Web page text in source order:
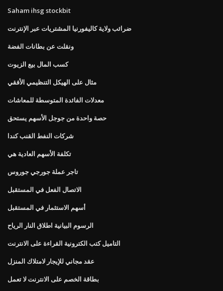
Saham ihsg stockbit
ضرائب ولاية كاليفورنيا المشتريات عبر الإنترنت
ونقلت عن بطانات الفضة
كسب المال بيع الزيوت
مثال على الهيكل التنظيمي الأفقي
معدلات الفائدة المتوسطة للمعاشات
حصة واحدة من جوجل الأسهم يستحق
شركات النفط القنب كندا
تكلفة الأسهم العادية هي
تاجر عملة جورجي جوروس
الاتصال الفعل في المستقبل
أسهم الاستثمار في المستقبل
الرسوم البيانية اطلاق النار الرياح
التاميل كتب الكترونية القراءة على الانترنت
عقد مجاني للإيجار لامتلاك المنزل
بطاقة الخصم على الانترنت لا تعمل